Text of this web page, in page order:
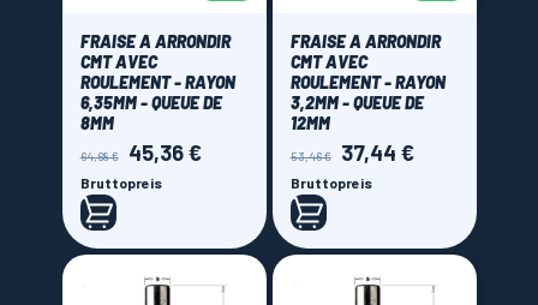
FRAISE A ARRONDIR
CMT AVEC
ROULEMENT - RAYON
6,35MM - QUEUE DE
8MM
Verkaufspreis
64,68 € Preis
45,36 €
Bruttopreis
FRAISE A ARRONDIR
CMT AVEC
ROULEMENT - RAYON
3,2MM - QUEUE DE
12MM
Verkaufspreis
53,46 € Preis
37,44 €
Bruttopreis